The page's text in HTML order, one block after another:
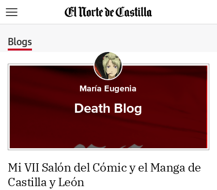
Blogs
María Eugenia
Death Blog
Mi VII Salón del Cómic y el Manga de
Castilla y León